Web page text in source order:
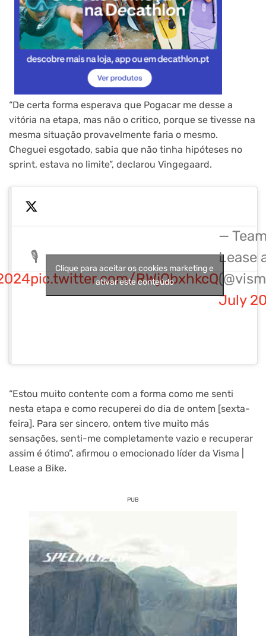
“De certa forma esperava que Pogacar me desse a
vitória na etapa, mas não o critico, porque se tivesse na
mesma situação provavelmente faria o mesmo.
Cheguei esgotado, sabia que não tinha hipóteses no
sprint, estava no limite”, declarou Vingegaard.
🎙️
pic.twitter.com/RWjQbxhkcQ
—
Lease
July
Clique para aceitar os cookies marketing e
ativar este conteúdo
“Estou muito contente com a forma como me senti
nesta etapa e como recuperei do dia de ontem [sexta-
feira]. Para ser sincero, ontem tive muito más
sensações, senti-me completamente vazio e recuperar
assim é ótimo”, afirmou o emocionado líder da Visma |
Lease a Bike.
PUB